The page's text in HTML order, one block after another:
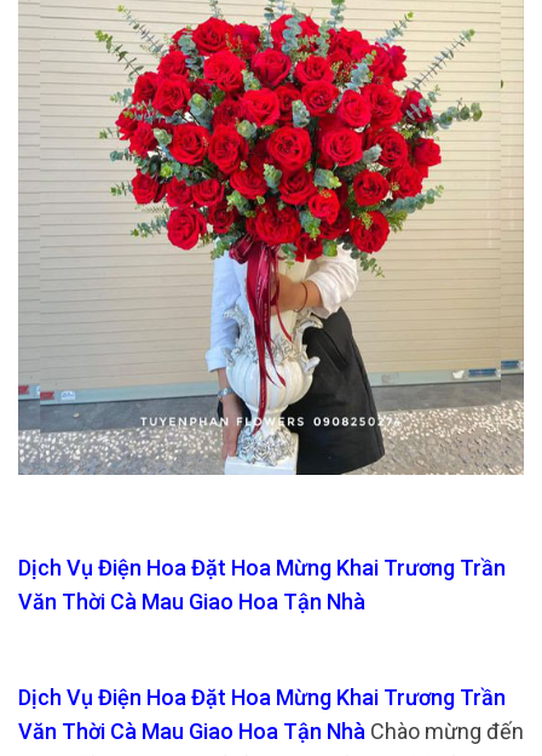
Dịch Vụ Điện Hoa Đặt Hoa Mừng Khai Trương Trần
Văn Thời Cà Mau Giao Hoa Tận Nhà
Dịch Vụ Điện Hoa Đặt Hoa Mừng Khai Trương Trần
Văn Thời Cà Mau Giao Hoa Tận Nhà Chào mừng đến